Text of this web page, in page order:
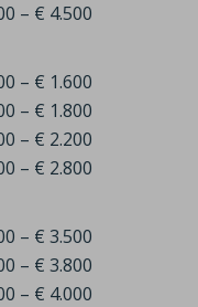
– € 4.500
– € 1.600
– € 1.800
– € 2.200
– € 2.800
– € 3.500
– € 3.800
– € 4.000